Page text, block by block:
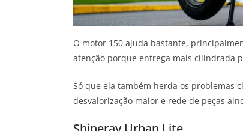
O motor 150 ajuda bastante,
atenção porque entrega mais cilindrada
Só que ela também herda os problemas
desvalorização maior e rede de peças